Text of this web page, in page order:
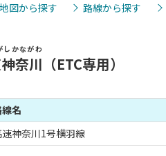
地図から探す
路線から探す
奈川
しかながわ
（ETC専用）
名
速神奈川1号横羽線